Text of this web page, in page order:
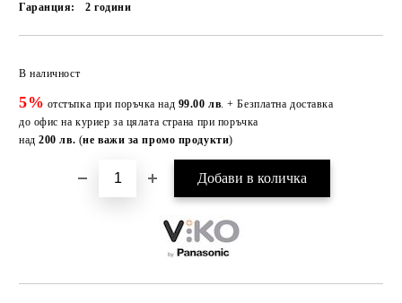
Гаранция:
2 години
В наличност
5% отстъпка при поръчка над 99.00 лв. + Безплатна доставка
до офис на куриер за цялата страна при поръчка
над 200 лв. (не важи за промо продукти)